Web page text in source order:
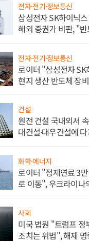
전자·전기·정보통신
삼성전자 SK하이닉
해외 증권가 비판, "
전자·전기·정보통신
로이터 "삼성전자 SK
현지 생산 반도체 장
건설
원전 건설 국내외서
대건설·대우건설에
화학·에너지
로이터 "정제연료 3
로 이동", 우크라이나
사회
미국 법원 "트럼프 정
조치는 위법", 해제 명